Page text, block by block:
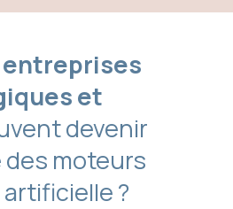
entreprises
et
devenir
des moteurs
?